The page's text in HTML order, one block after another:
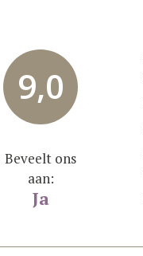
9,0
Beveelt ons
aan:
Ja